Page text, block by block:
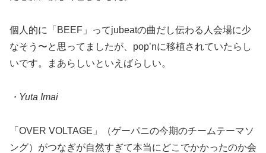
個人的に「BEEF」ってjubeatの曲だし伝わる人会場に少
なそう〜と思ってましたが、pop’nに移植されていたらし
いです。まあらしいといえばらしい。
・Yuta Imai
「OVER VOLTAGE」（ゲーパニの今期のチームテーマソ
ング）がつなぎが自然すぎて本当にどこでかかったのか会